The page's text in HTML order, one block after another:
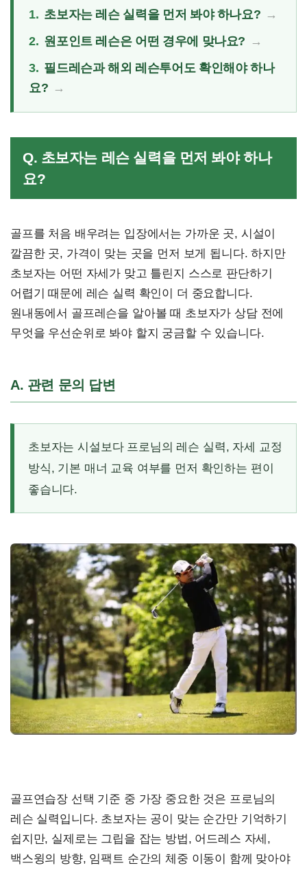
1. 초보자는 레슨 실력을 먼저 봐야 하나요?
2. 원포인트 레슨은 어떤 경우에 맞나요?
3. 필드레슨과 해외 레슨투어도 확인해야 하나
요?
Q. 초보자는 레슨 실력을 먼저 봐야 하나
요?
골프를 처음 배우려는 입장에서는 가까운 곳, 시설이
깔끔한 곳, 가격이 맞는 곳을 먼저 보게 됩니다. 하지만
초보자는 어떤 자세가 맞고 틀린지 스스로 판단하기
어렵기 때문에 레슨 실력 확인이 더 중요합니다.
원내동에서 골프레슨을 알아볼 때 초보자가 상담 전에
무엇을 우선순위로 봐야 할지 궁금할 수 있습니다.
A. 관련 문의 답변
초보자는 시설보다 프로님의 레슨 실력, 자세 교정
방식, 기본 매너 교육 여부를 먼저 확인하는 편이
좋습니다.
골프연습장 선택 기준 중 가장 중요한 것은 프로님의
레슨 실력입니다. 초보자는 공이 맞는 순간만 기억하기
쉽지만, 실제로는 그립을 잡는 방법, 어드레스 자세,
백스윙의 방향, 임팩트 순간의 체중 이동이 함께 맞아야